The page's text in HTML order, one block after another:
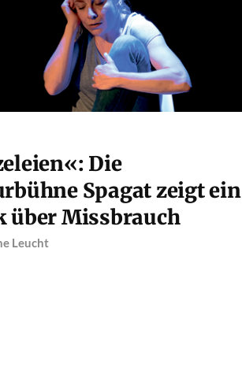
Die
Spagat zeigt ein
über Missbrauch
Leucht